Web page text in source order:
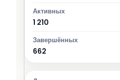
1 210
662